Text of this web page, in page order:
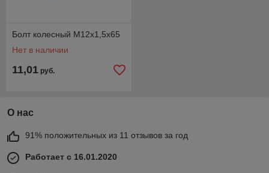
Болт колесный M12х1,5х65
Нет в наличии
11,01 руб.
О нас
91% положительных из 11 отзывов за год
Работает с 16.01.2020